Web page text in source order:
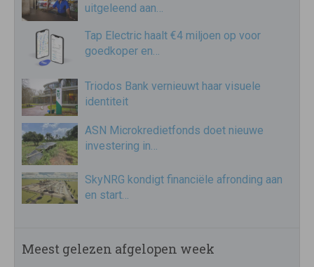
uitgeleend aan…
Tap Electric haalt €4 miljoen op voor
goedkoper en…
Triodos Bank vernieuwt haar visuele
identiteit
ASN Microkredietfonds doet nieuwe
investering in…
SkyNRG kondigt financiële afronding aan
en start…
Meest gelezen afgelopen week